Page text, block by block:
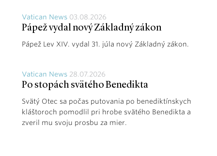
Vatican News 03.08.2026
Pápež vydal nový Základný zákon
Pápež Lev XIV. vydal 31. júla nový Základný zákon.
Vatican News 28.07.2026
Po stopách svätého Benedikta
Svätý Otec sa počas putovania po benediktínskych
kláštoroch pomodlil pri hrobe svätého Benedikta a
zveril mu svoju prosbu za mier.